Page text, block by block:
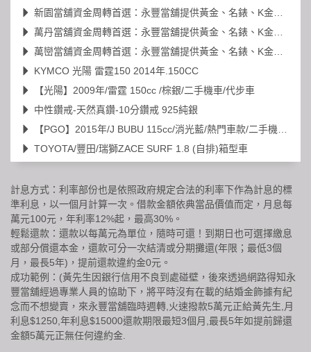
新園當舖資金周轉首選：永豐當舖提供黃金、名錶、K金高價典當
萬丹當舖資金周轉首選：永豐當舖提供黃金、名錶、K金高價典當
萬巒當舖資金周轉首選：永豐當舖提供黃金、名錶、K金高價典當
KYMCO 光陽 雷霆150 2014年.150CC
【光陽】2009年/雷霆 150cc /棕銀/二手機車/代步車
中性鑽戒-天然真鑽-10分鑽戒 925純銀
【PGO】2015年/J BUBU 115cc/消光藍/熱門車款/二手機車/代步車
TOYOTA/豐田/瑞獅ZACE SURF 1.8 (自排)箱型車
計息方式：利率部份也是依照政府規定合法的利率下作為計息的標
準利息，以一個月計算一次。借款金額依典當品價值而定，月息每
萬元100元，年利率12%起，最高30%。
輕鬆還款：還款以每萬元為單位，隨時可還！到期日也可選擇繳息
或部分償還本金，還款可分一次結清或分期攤還(年限；最低3個
月，最長5年)，提前還款違約金0元。
成功範例：(黃先生因銀行信用不良到處碰壁，後來透過網路得知永
豐當舖經過專業人員的協助下，將平時沒有在載的結婚金飾據有紀
念而不想變賣，來永豐當舖臨時週轉,火速撥款5萬元正給黃先生,月
利息$1250,年利息$15000還款期限最短3個月,最長5年如提前歸還
金額5萬元正無任何違約金.